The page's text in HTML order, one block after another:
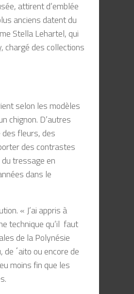
attirent d’emblée
anciens datent du
Stella Lehartel, qui
chargé des collections
selon les modèles
chignon. D’autres
fleurs, des
des contrastes
tressage en
dans le
« J’ai appris à
technique qu’il faut
de la Polynésie
΄aito ou encore de
moins fin que les